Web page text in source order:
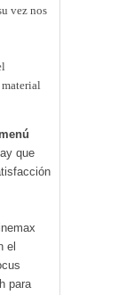
vez nos
que
el
para